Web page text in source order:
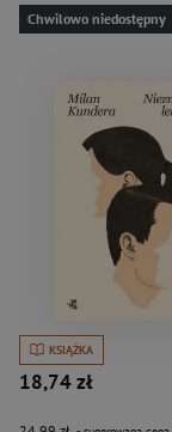
Chwilowo niedostępny
KSIĄŻKA
18,74 zł